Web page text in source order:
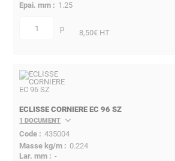
1.25
quantité p 8,50€ HT
ECLISSE CORNIERE EC 96 SZ
1 DOCUMENT
435004
0.224
-